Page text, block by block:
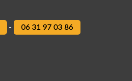
- 06 31 97 03 86